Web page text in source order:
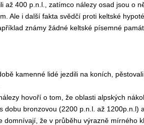
až 400 p.n.l., zatímco nálezy osad jsou o
Ale i další fakta svědčí proti keltské
známy žádné keltské písemné
kamenné lidé jezdili na koních,
hovoří o tom, že oblasti alpských
dobu bronzovou (2200 p.n.l. až
domnívají, že v průběhu výrazně mírného